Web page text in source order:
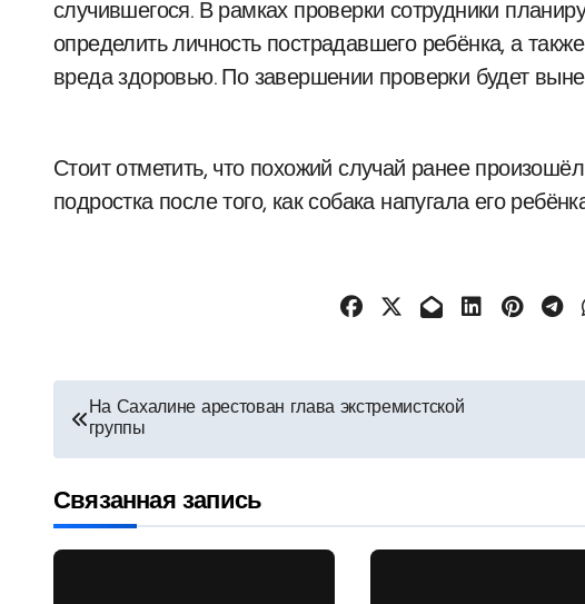
случившегося. В рамках проверки сотрудники
определить личность пострадавшего ребёнка, а
вреда здоровью. По завершении проверки будет
Стоит отметить, что похожий случай ранее
подростка после того, как собака напугала его
Навигация
по
записям
На Сахалине арестован глава экстремистской
группы
Связанная запись